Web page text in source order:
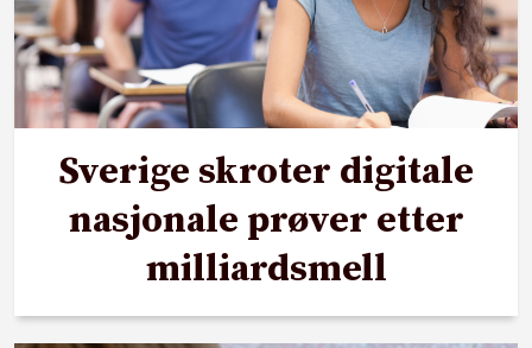
Sverige skroter digitale
nasjonale prøver etter
milliardsmell